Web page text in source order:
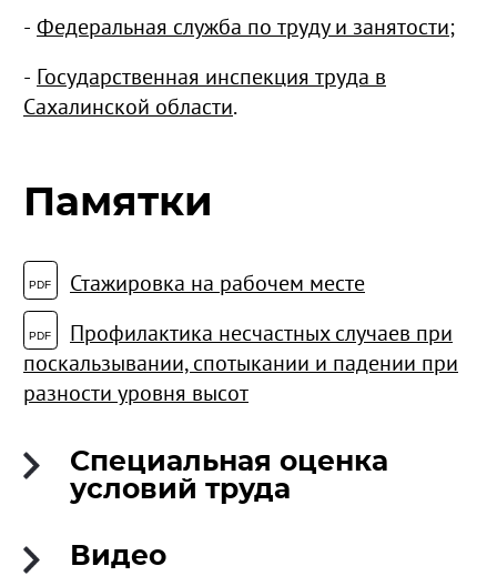
- Федеральная служба по труду и занятости;
- Государственная инспекция труда в
Сахалинской области.
Памятки
Стажировка на рабочем месте
Профилактика несчастных случаев при
поскальзывании, спотыкании и падении при
разности уровня высот
Специальная оценка
условий труда
Видео